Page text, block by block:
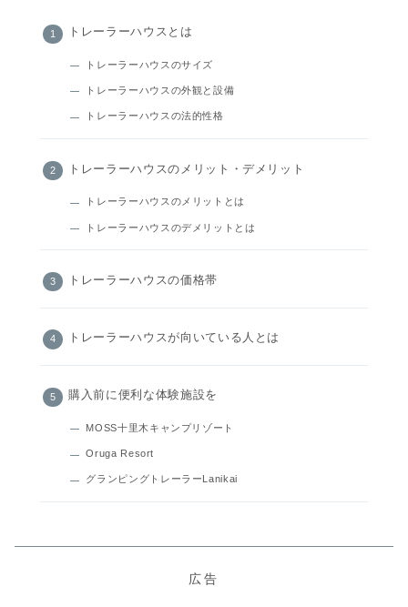
トレーラーハウスとは
トレーラーハウスのサイズ
トレーラーハウスの外観と設備
トレーラーハウスの法的性格
トレーラーハウスのメリット・デメリット
トレーラーハウスのメリットとは
トレーラーハウスのデメリットとは
トレーラーハウスの価格帯
トレーラーハウスが向いている人とは
購入前に便利な体験施設を
MOSS十里木キャンプリゾート
Oruga Resort
グランピングトレーラーLanikai
広告